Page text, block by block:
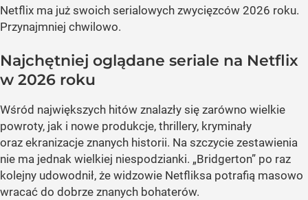
Netflix ma już swoich serialowych zwycięzców 2026 roku.
Przynajmniej chwilowo.
Najchętniej oglądane seriale na Netflix
w 2026 roku
Wśród największych hitów znalazły się zarówno wielkie
powroty, jak i nowe produkcje, thrillery, kryminały
oraz ekranizacje znanych historii. Na szczycie zestawienia
nie ma jednak wielkiej niespodzianki. „Bridgerton” po raz
kolejny udowodnił, że widzowie Netfliksa potrafią masowo
wracać do dobrze znanych bohaterów.